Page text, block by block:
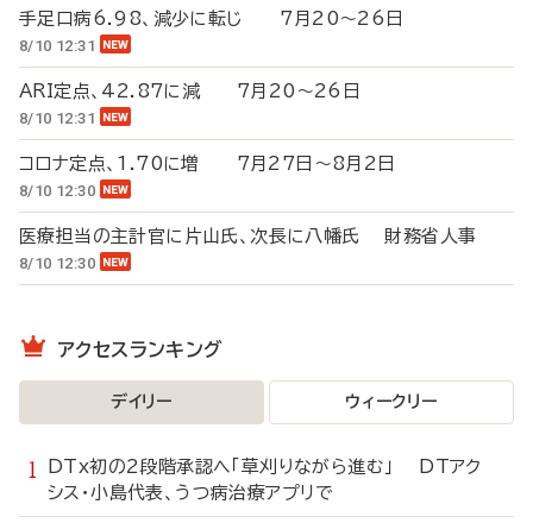
手足口病6.98、減少に転じ 7月20～26日
8/10 12:31
ARI定点、42.87に減 7月20～26日
8/10 12:31
コロナ定点、1.70に増 7月27日～8月2日
8/10 12:30
医療担当の主計官に片山氏、次長に八幡氏 財務省人事
8/10 12:30
アクセスランキング
デイリー ウィークリー
DTx初の2段階承認へ「草刈りながら進む」 DTアク
シス・小島代表、うつ病治療アプリで